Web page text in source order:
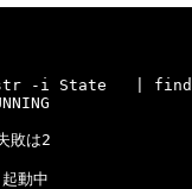
-i State   |
敗は2
動中